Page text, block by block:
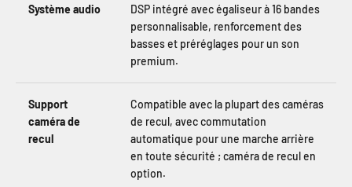
Système audio
DSP intégré avec égaliseur à 16 bandes
personnalisable, renforcement des
basses et préréglages pour un son
premium.
Support
caméra de
recul
Compatible avec la plupart des caméras
de recul, avec commutation
automatique pour une marche arrière
en toute sécurité ; caméra de recul en
option.